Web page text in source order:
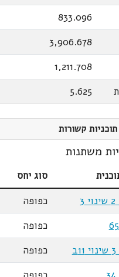
833.096
3,906.678
1,211.708
5.625
תוכניות קשורות
משתנות
סוג יחס
כפופה
כפופה
כפופה